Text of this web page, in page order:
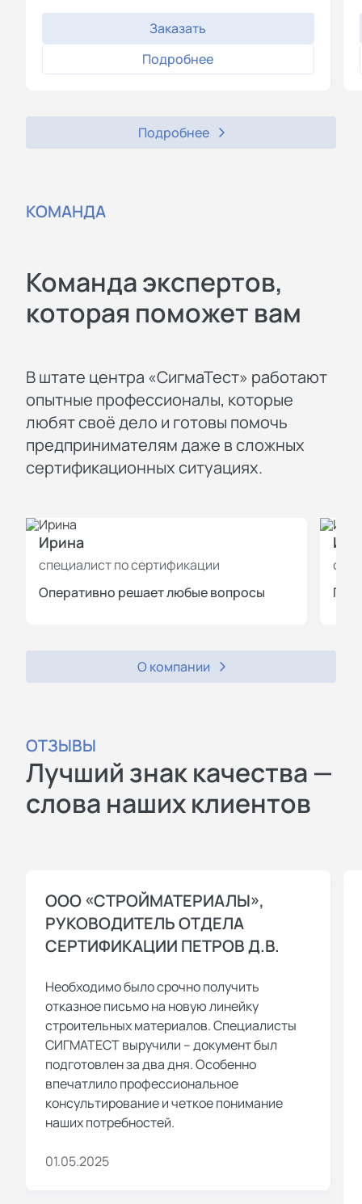
Заказать
Подробнее
Подробнее
КОМАНДА
Команда экспертов,
которая поможет вам
В штате центра «СигмаТест» работают
опытные профессионалы, которые
любят своё дело и готовы помочь
предпринимателям даже в сложных
сертификационных ситуациях.
Ирина
специалист по сертификации
Оперативно решает любые вопросы
О компании
ОТЗЫВЫ
Лучший знак качества —
слова наших клиентов
ООО «СТРОЙМАТЕРИАЛЫ»,
РУКОВОДИТЕЛЬ ОТДЕЛА
СЕРТИФИКАЦИИ ПЕТРОВ Д.В.
Необходимо было срочно получить
отказное письмо на новую линейку
строительных материалов. Специалисты
СИГМАТЕСТ выручили – документ был
подготовлен за два дня. Особенно
впечатлило профессиональное
консультирование и четкое понимание
наших потребностей.
01.05.2025